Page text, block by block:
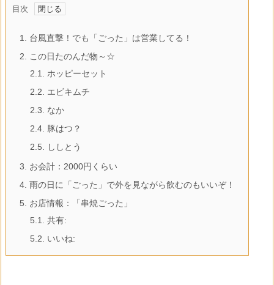
目次
1.
台風直撃！でも「ごった」は営業してる！
2.
この日たのんだ物～☆
2.1.
ホッピーセット
2.2.
エビキムチ
2.3.
なか
2.4.
豚はつ？
2.5.
ししとう
3.
お会計：2000円くらい
4. 雨の日に「ごった」で外を見ながら飲むのもいいぞ！
5.
お店情報：「串焼ごった」
5.1.
共有:
5.2.
いいね: